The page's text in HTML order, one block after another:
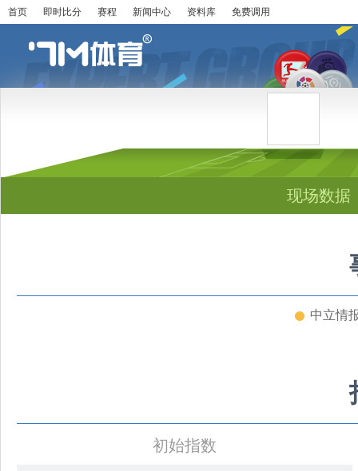
首页 即时比分 赛程 新闻中心 资料库 免费调用
现场数据
中立情
初始指数